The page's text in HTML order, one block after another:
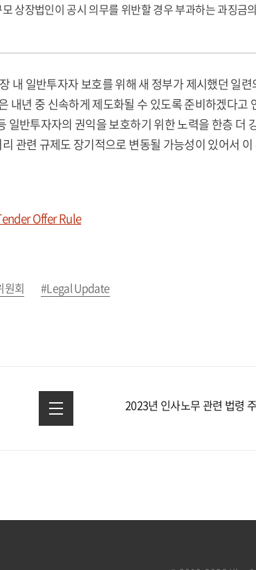
상장법인이 공시 의무를 위반할 경우 부과하는 과징금
내 일반투자자 보호를 위해 새 정부가 제시했던 일
내년 중 신속하게 제도화될 수 있도록 준비하겠다고
일반투자자의 권익을 보호하기 위한 노력을 한층 더
관련 규제도 장기적으로 변동될 가능성이 있어서
Offer Rule
원회 #Legal Update
2023년 인사노무 관련 법령